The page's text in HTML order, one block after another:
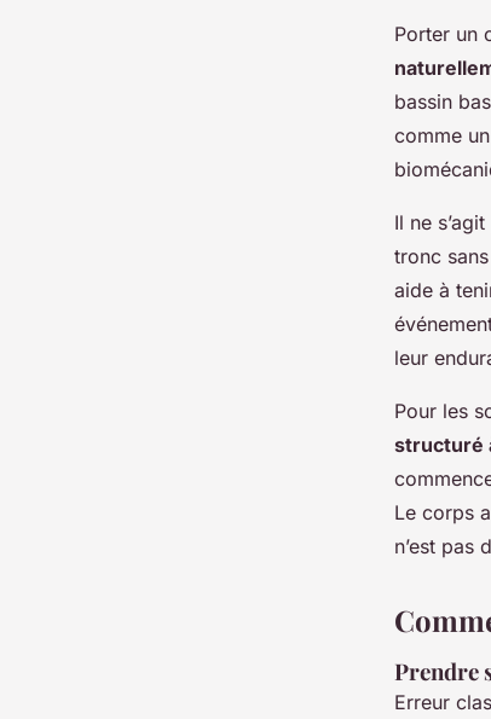
Porter un
bassin
comme
Il ne
tronc
aide à
leur
Pour les
structuré
Le corps
n’est pas
Prendre
Erreur